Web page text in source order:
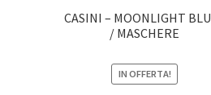
CASINI – MOONLIGHT
/ MASCHERE
IN OFFERTA!